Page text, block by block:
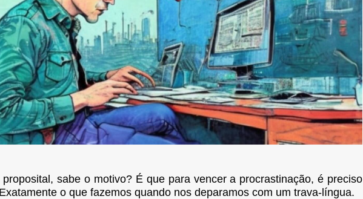
sabe o motivo? É que para vencer a procrastinação, é preciso
o que fazemos quando nos deparamos com um trava-língua.